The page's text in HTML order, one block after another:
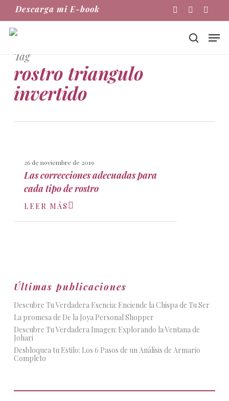
main
InstagramPhoneEmail
Descarga mi E-book
buscar
Tag
rostro triangulo
invertido
26 de noviembre de 2019
Las correcciones adecuadas para
cada tipo de rostro
LEER MÁS
Últimas publicaciones
Descubre Tu Verdadera Esencia: Enciende la Chispa de Tu Ser
La promesa de De la Joya Personal Shopper
Descubre Tu Verdadera Imagen: Explorando la Ventana de
Johari
Desbloquea tu Estilo: Los 6 Pasos de un Análisis de Armario
Completo